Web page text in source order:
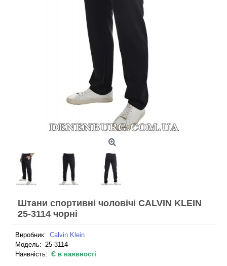
Штани спортивні чоловічі CALVIN KLEIN
25-3114 чорні
Виробник: Calvin Klein
Модель: 25-3114
Наявність: Є в наявності